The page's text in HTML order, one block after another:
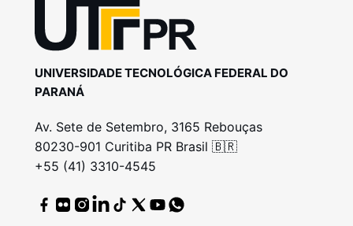
UNIVERSIDADE TECNOLÓGICA FEDERAL DO
PARANÁ
Av. Sete de Setembro, 3165 Rebouças
80230-901 Curitiba PR Brasil 🇧🇷
+55 (41) 3310-4545